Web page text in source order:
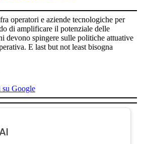
operatori e aziende tecnologiche per
di amplificare il potenziale delle
devono spingere sulle politiche attuative
E last but not least bisogna
Google